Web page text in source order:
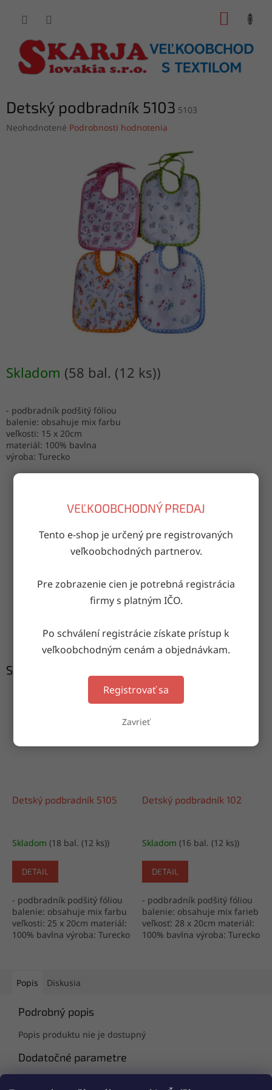
VEĽKOOBCHODNÝ PREDAJ
Tento e-shop je určený pre registrovaných
veľkoobchodných partnerov.
Pre zobrazenie cien je potrebná registrácia
firmy s platným IČO.
Po schválení registrácie získate prístup k
veľkoobchodným cenám a objednávkam.
Registrovať sa
Zavrieť
Detský podbradník 5103 5103
Priemerné
Neohodnotené Podrobnosti hodnotenia
Skladom (58 bal. (12 ks))
- podbradník podšitý fóliou
balenie: obsahuje mix farbu
veľkosti: 15 x 20cm
materiál: 100% bavlna
výroba: Turecko
ZDIEĽAŤ
na akúkoľvek adresu
nepoškodeného tovaru
Súvisiaci tovar
Detský podbradník 5105
Skladom (18 bal. (12 ks))
DETAIL
- podbradník podšitý fóliou
balenie: obsahuje mix farbu
veľkosti: 25 x 20cm materiál:
100% bavlna výroba: Turecko
Detský podbradník 102
Skladom (16 bal. (12 ks))
DETAIL
- podbradník podšitý fóliou
balenie: obsahuje mix farieb
veľkosť: 28 x 20cm materiál:
100% bavlna výroba: Turecko
Popis Diskusia
Podrobný popis
Popis produktu nie je dostupný
Dodatočné parametre